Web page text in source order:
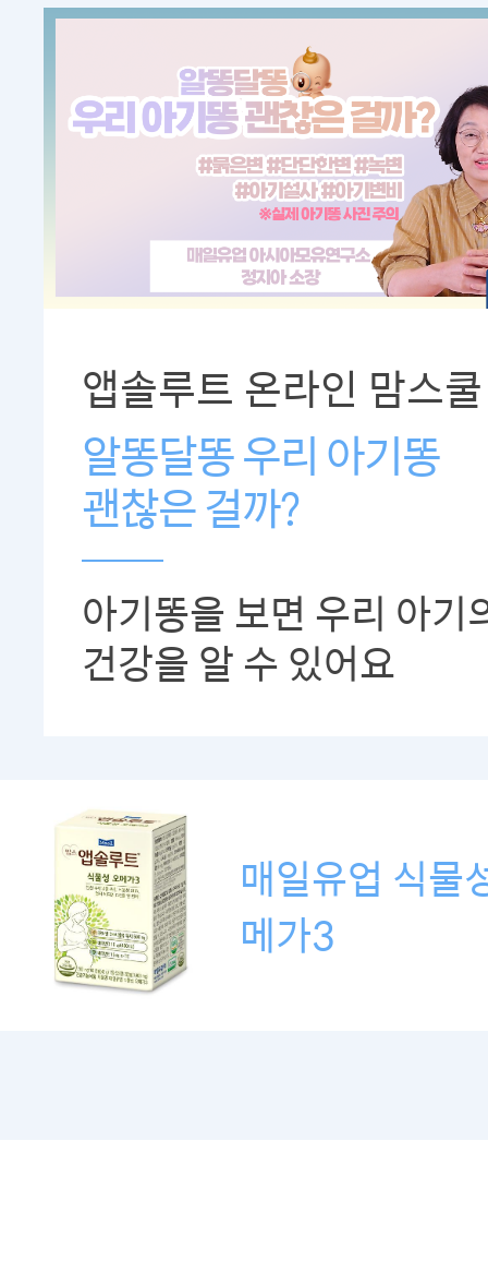
앱솔루트 온라인 맘스쿨
알똥달똥 우리 아기똥
괜찮은 걸까?
아기똥을 보면 우리 아기
건강을 알 수 있어요
매일유업 식물
메가3